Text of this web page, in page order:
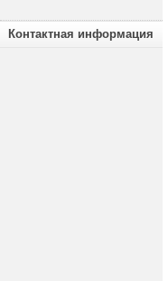
Контактная информация